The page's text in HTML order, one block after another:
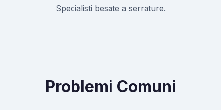
Specialisti besate a serrature.
Problemi Comuni